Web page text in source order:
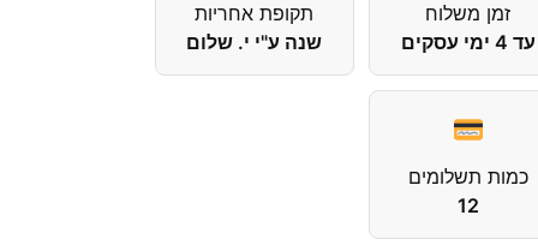
זמן משלוח
עד 4 ימי עסקים
תקופת אחריות
שנה ע"י י. שלום
כמות תשלומים
12